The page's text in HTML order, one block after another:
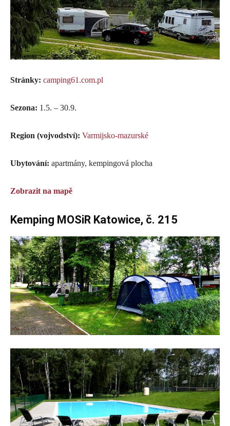
Stránky: camping61.com.pl
Sezona: 1.5. – 30.9.
Region (vojvodství): Varmijsko-mazurské
Ubytování: apartmány, kempingová plocha
Zobrazit na mapě
Kemping MOSiR Katowice, č. 215